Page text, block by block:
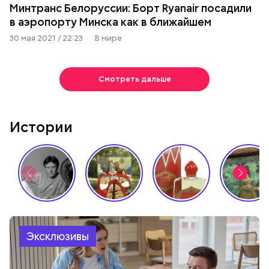
Минтранс Белоруссии: Борт Ryanair посадили
в аэропорту Минска как в ближайшем
30 мая 2021 / 22:23 В мире
Смотреть дальше
Истории
Эксклюзивы